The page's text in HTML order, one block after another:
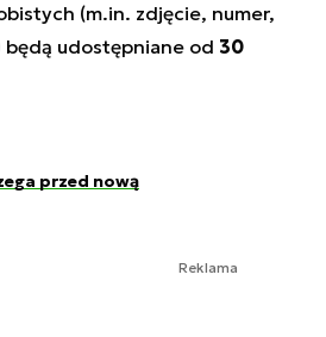
(m.in. zdjęcie, numer,
udostępniane od 30
przed nową
Reklama